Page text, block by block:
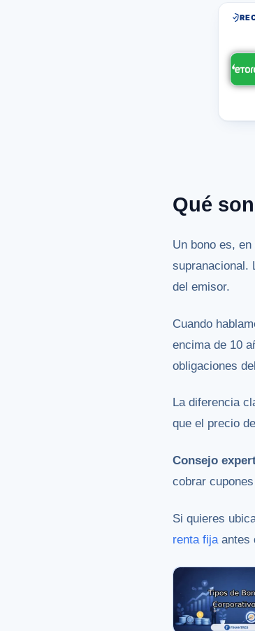
Qué
Un bono es,
supranacional.
del emisor.
Cuando
encima de 10
obligaciones
La diferencia
que el precio
Consejo
cobrar
Si quieres
renta fijaantes